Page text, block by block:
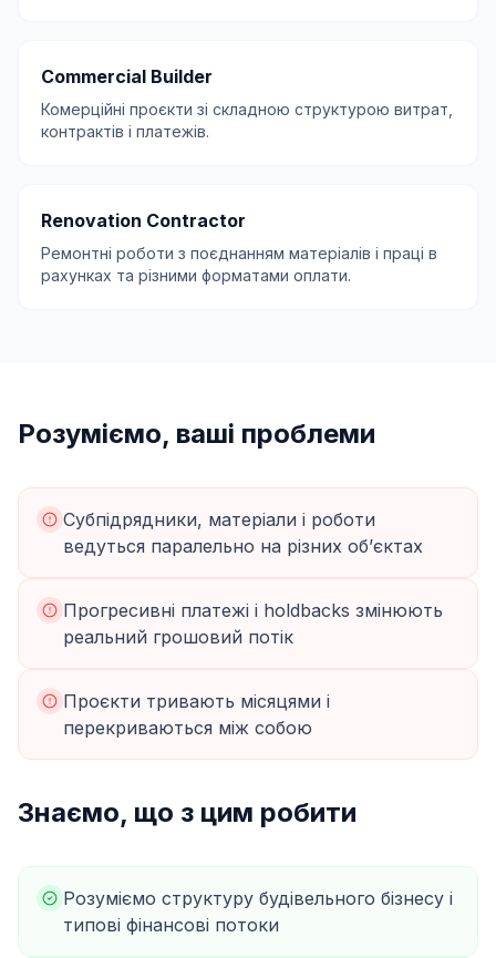
Commercial Builder
Комерційні проєкти зі складною структурою витрат,
контрактів і платежів.
Renovation Contractor
Ремонтні роботи з поєднанням матеріалів і праці в
рахунках та різними форматами оплати.
Розуміємо, ваші проблеми
Субпідрядники, матеріали і роботи
ведуться паралельно на різних обʼєктах
Прогресивні платежі і holdbacks змінюють
реальний грошовий потік
Проєкти тривають місяцями і
перекриваються між собою
Знаємо, що з цим робити
Розуміємо структуру будівельного бізнесу і
типові фінансові потоки